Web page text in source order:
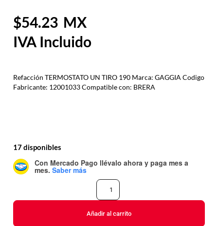
54.23
Refacción TERMOSTATO UN TIRO 190 Marca: GAGGIA Codigo
Fabricante: 12001033 Compatible con: BRERA
17 disponibles
Con Mercado Pago llévalo ahora y paga mes a
mes. Saber más
Añadir al carrito